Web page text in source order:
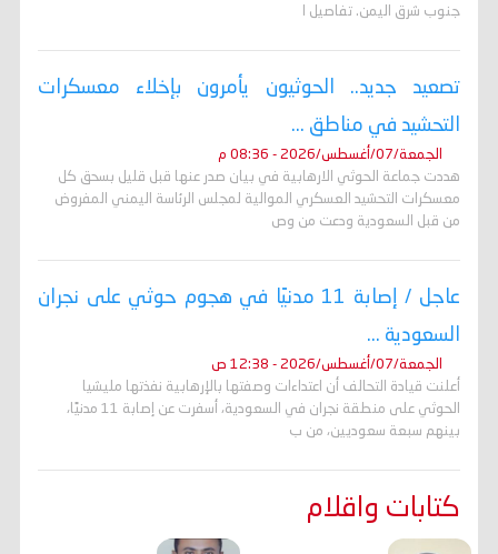
جنوب شرق اليمن. تفاصيل ا
تصعيد جديد.. الحوثيون يأمرون بإخلاء معسكرات
التحشيد في مناطق ...
الجمعة/07/أغسطس/2026 - 08:36 م
هددت جماعة الحوثي الارهابية في بيان صدر عنها قبل قليل بسحق كل
معسكرات التحشيد العسكري الموالية لمجلس الرئاسة اليمني المفروض
من قبل السعودية ودعت من وص
عاجل / إصابة 11 مدنيًا في هجوم حوثي على نجران
السعودية ...
الجمعة/07/أغسطس/2026 - 12:38 ص
أعلنت قيادة التحالف أن اعتداءات وصفتها بالإرهابية نفذتها مليشيا
الحوثي على منطقة نجران في السعودية، أسفرت عن إصابة 11 مدنيًا،
بينهم سبعة سعوديين، من ب
كتابات واقلام